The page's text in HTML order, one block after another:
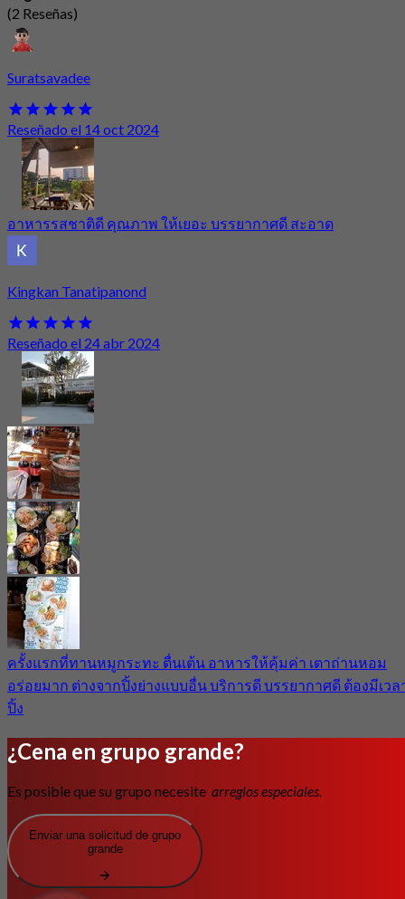
(2 Reseñas)
Suratsavadee
Reseñado el 14 oct 2024
อาหารรสชาติดี คุณภาพ ให้เยอะ บรรยากาศดี สะอาด
Kingkan Tanatipanond
Reseñado el 24 abr 2024
ครั้งแรกที่ทานหมูกระทะ ตื่นเต้น อาหารให้คุ้มค่า เตาถ่านหอม
อร่อยมาก ต่างจากปิ้งย่างแบบอื่น บริการดี บรรยากาศดี ต้องมีเวล
ปิ้ง
¿Cena en grupo grande?
Es posible que su grupo necesite arreglos especiales.
Enviar una solicitud de grupo
grande